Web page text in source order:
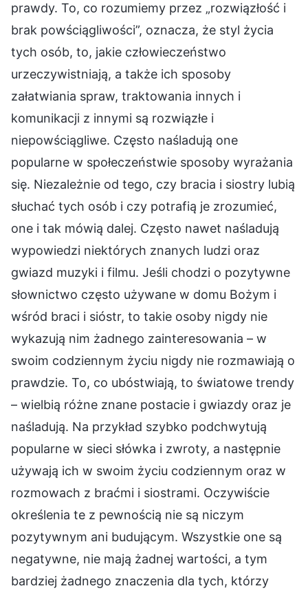
prawdy. To, co rozumiemy przez „rozwiązłość i
brak powściągliwości”, oznacza, że styl życia
tych osób, to, jakie człowieczeństwo
urzeczywistniają, a także ich sposoby
załatwiania spraw, traktowania innych i
komunikacji z innymi są rozwiązłe i
niepowściągliwe. Często naśladują one
popularne w społeczeństwie sposoby wyrażania
się. Niezależnie od tego, czy bracia i siostry lubią
słuchać tych osób i czy potrafią je zrozumieć,
one i tak mówią dalej. Często nawet naśladują
wypowiedzi niektórych znanych ludzi oraz
gwiazd muzyki i filmu. Jeśli chodzi o pozytywne
słownictwo często używane w domu Bożym i
wśród braci i sióstr, to takie osoby nigdy nie
wykazują nim żadnego zainteresowania – w
swoim codziennym życiu nigdy nie rozmawiają o
prawdzie. To, co ubóstwiają, to światowe trendy
– wielbią różne znane postacie i gwiazdy oraz je
naśladują. Na przykład szybko podchwytują
popularne w sieci słówka i zwroty, a następnie
używają ich w swoim życiu codziennym oraz w
rozmowach z braćmi i siostrami. Oczywiście
określenia te z pewnością nie są niczym
pozytywnym ani budującym. Wszystkie one są
negatywne, nie mają żadnej wartości, a tym
bardziej żadnego znaczenia dla tych, którzy